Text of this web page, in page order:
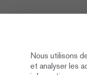
Nous utilisons
et analyser les